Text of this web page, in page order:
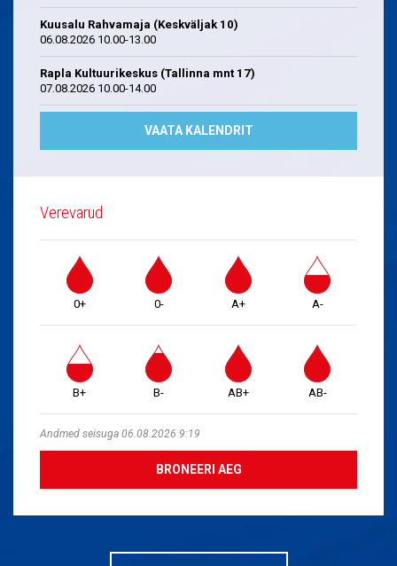
Kuusalu Rahvamaja (Keskväljak 10)
06.08.2026 10.00-13.00
Rapla Kultuurikeskus (Tallinna mnt 17)
07.08.2026 10.00-14.00
VAATA KALENDRIT
Verevarud
0+ 0- A+ A-
B+ B- AB+ AB-
Andmed seisuga 06.08.2026 9:19
BRONEERI AEG